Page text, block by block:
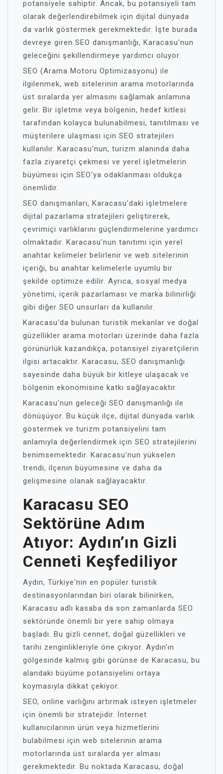
potansiyele sahiptir. Ancak, bu potansiyeli tam
olarak değerlendirebilmek için dijital dünyada
da varlık göstermek gerekmektedir. İşte burada
devreye giren SEO danışmanlığı, Karacasu'nun
geleceğini şekillendirmeye yardımcı oluyor.
SEO (Arama Motoru Optimizasyonu) ile
ilgilenmek, web sitelerinin arama motorlarında
üst sıralarda yer almasını sağlamak anlamına
gelir. Bir işletme veya bölgenin, hedef kitlesi
tarafından kolayca bulunabilmesi, tanıtılması ve
müşterilere ulaşması için SEO stratejileri
kullanılır. Karacasu'nun, turizm alanında daha
fazla ziyaretçi çekmesi ve yerel işletmelerin
büyümesi için SEO'ya odaklanması oldukça
önemlidir.
SEO danışmanları, Karacasu'daki işletmelere
dijital pazarlama stratejileri geliştirerek,
çevrimiçi varlıklarını güçlendirmelerine yardımcı
olmaktadır. Karacasu'nun tanıtımı için yerel
anahtar kelimeler belirlenir ve web sitelerinin
içeriği, bu anahtar kelimelerle uyumlu bir
şekilde optimize edilir. Ayrıca, sosyal medya
yönetimi, içerik pazarlaması ve marka bilinirliği
gibi diğer SEO unsurları da kullanılır.
Karacasu'da bulunan turistik mekanlar ve doğal
güzellikler arama motorları üzerinde daha fazla
görünürlük kazandıkça, potansiyel ziyaretçilerin
ilgisi artacaktır. Karacasu, SEO danışmanlığı
sayesinde daha büyük bir kitleye ulaşacak ve
bölgenin ekonomisine katkı sağlayacaktır.
Karacasu'nun geleceği SEO danışmanlığı ile
dönüşüyor. Bu küçük ilçe, dijital dünyada varlık
göstermek ve turizm potansiyelini tam
anlamıyla değerlendirmek için SEO stratejilerini
benimsemektedir. Karacasu'nun yükselen
trendi, ilçenin büyümesine ve daha da
gelişmesine olanak sağlayacaktır.
Karacasu SEO
Sektörüne Adım
Atıyor: Aydın’ın Gizli
Cenneti Keşfediliyor
Aydın, Türkiye'nin en popüler turistik
destinasyonlarından biri olarak bilinirken,
Karacasu adlı kasaba da son zamanlarda SEO
sektöründe önemli bir yere sahip olmaya
başladı. Bu gizli cennet, doğal güzellikleri ve
tarihi zenginlikleriyle öne çıkıyor. Aydın'ın
gölgesinde kalmış gibi görünse de Karacasu, bu
alandaki büyüme potansiyelini ortaya
koymasıyla dikkat çekiyor.
SEO, online varlığını artırmak isteyen işletmeler
için önemli bir stratejidir. İnternet
kullanıcılarının ürün veya hizmetlerini
bulabilmesi için web sitelerinin arama
motorlarında üst sıralarda yer alması
gerekmektedir. Bu noktada Karacasu, doğal